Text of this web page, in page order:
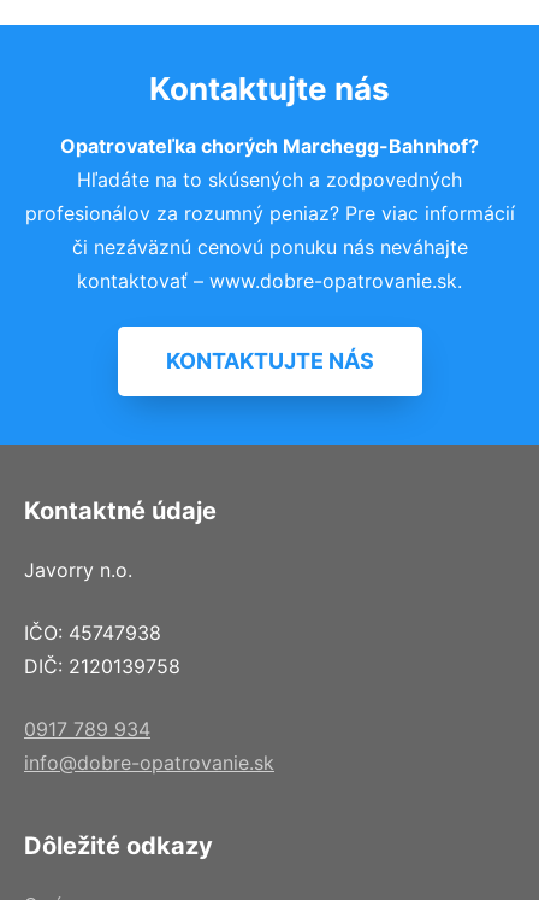
Kontaktujte nás
Opatrovateľka chorých Marchegg-Bahnhof?
Hľadáte na to skúsených a zodpovedných
profesionálov za rozumný peniaz? Pre viac informácií
či nezáväznú cenovú ponuku nás neváhajte
kontaktovať – www.dobre-opatrovanie.sk.
KONTAKTUJTE NÁS
Kontaktné údaje
Javorry n.o.
IČO: 45747938
DIČ: 2120139758
0917 789 934
info@dobre-opatrovanie.sk
Dôležité odkazy